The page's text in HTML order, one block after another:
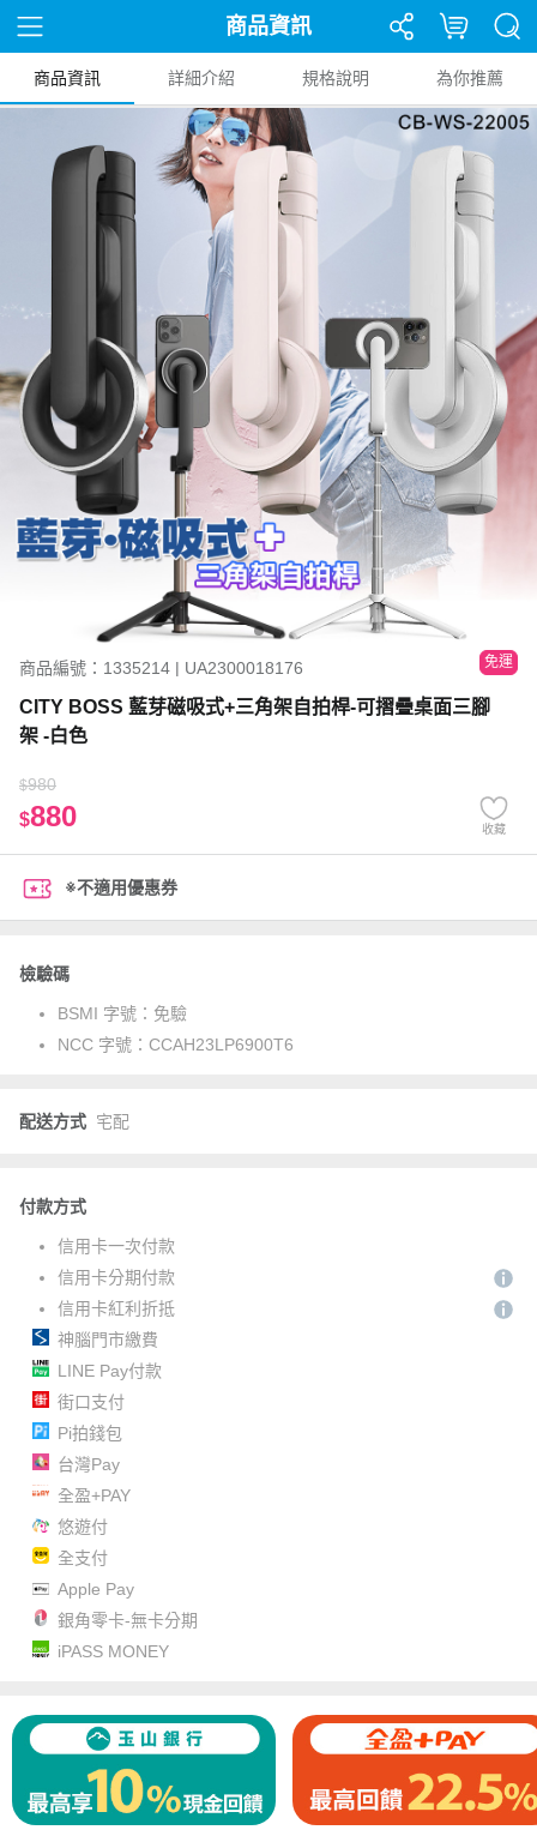
商品資訊
商品資訊 詳細介紹 規格說明 為你推薦
商品編號：1335214 | UA2300018176 免運
CITY BOSS 藍芽磁吸式+三角架自拍桿-可摺疊桌面三腳
架 -白色
$980
$880 收藏
※不適用優惠券
檢驗碼
BSMI 字號： 免驗
NCC 字號： CCAH23LP6900T6
配送方式 宅配
付款方式
信用卡一次付款
信用卡分期付款
信用卡紅利折抵
神腦門市繳費
LINE Pay付款
街口支付
Pi拍錢包
台灣Pay
全盈+PAY
悠遊付
全支付
Apple Pay
銀角零卡-無卡分期
iPASS MONEY